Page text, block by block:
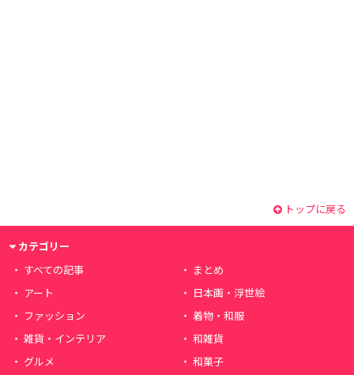
トップに戻る
カテゴリー
すべての記事
まとめ
アート
日本画・浮世絵
ファッション
着物・和服
雑貨・インテリア
和雑貨
グルメ
和菓子